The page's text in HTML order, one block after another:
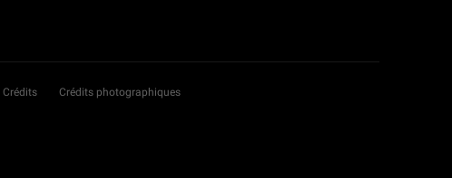
Crédits Crédits photographiques